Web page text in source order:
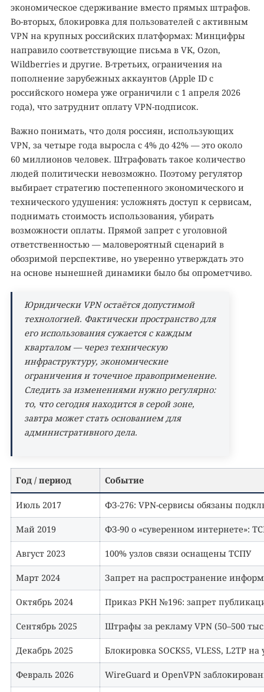
экономическое сдерживание вместо прямых штрафов.
Во-вторых, блокировка для пользователей с активным
VPN на крупных российских платформах: Минцифры
направило соответствующие письма в VK, Ozon,
Wildberries и другие. В-третьих, ограничения на
пополнение зарубежных аккаунтов (Apple ID с
российского номера уже ограничили с 1 апреля 2026
года), что затруднит оплату VPN-подписок.
Важно понимать, что доля россиян, использующих
VPN, за четыре года выросла с 4% до 42% — это около
60 миллионов человек. Штрафовать такое количество
людей политически невозможно. Поэтому регулятор
выбирает стратегию постепенного экономического и
технического удушения: усложнять доступ к сервисам,
поднимать стоимость использования, убирать
возможности оплаты. Прямой запрет с уголовной
ответственностью — маловероятный сценарий в
обозримой перспективе, но уверенно утверждать это
на основе нынешней динамики было бы опрометчиво.
Юридически VPN остаётся допустимой
технологией. Фактически пространство для
его использования сужается с каждым
кварталом — через техническую
инфраструктуру, экономические
ограничения и точечное правоприменение.
Следить за изменениями нужно регулярно:
то, что сегодня находится в серой зоне,
завтра может стать основанием для
административного дела.
Год / период Событие
Июль 2017 ФЗ-276: VPN-сервисы обязаны
Май 2019 ФЗ-90 о «суверенном интернете»:
Август 2023 100% узлов связи оснащены ТСПУ
Март 2024 Запрет на распространение
Октябрь 2024 Приказ РКН №196: запрет
Сентябрь 2025 Штрафы за рекламу VPN (50–500
Декабрь 2025 Блокировка SOCKS5, VLESS, L2TP
Февраль 2026 WireGuard и OpenVPN